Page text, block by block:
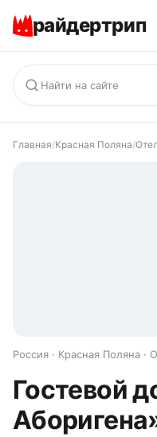
райдертрип
Главная/Красная Поляна/
Россия · Красная Поляна ·
Гостевой